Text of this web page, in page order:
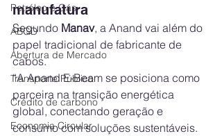
Petróleo e Gás
ABGD
Abertura de Mercado
Transporte Público
Crédito de carbono
Economia Circular
manufatura
Segundo Manav, a Anand vai além do
papel tradicional de fabricante de
cabos.
“A Anand E-Beam se posiciona como
parceira na transição energética
global, conectando geração e
consumo com soluções sustentáveis.